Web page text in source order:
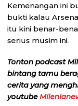
Kemenangan ini
bukti kalau
itu kini benar-
serius musim ini.
Tonton podcast
bintang tamu
cerita yang
youtube